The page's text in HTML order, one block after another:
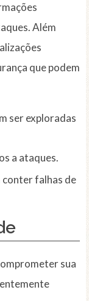
Além
que podem
ser exploradas
a ataques.
falhas de
sua